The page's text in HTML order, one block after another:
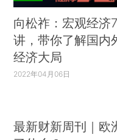
向松祚：宏观经济
讲，带你了解国内
经济大局
2022年04月06日
最新财新周刊｜欧